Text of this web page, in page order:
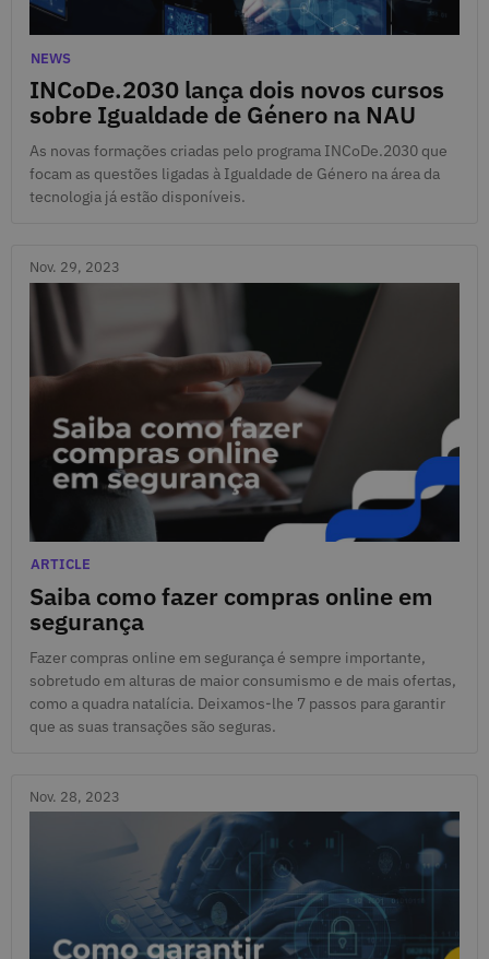
INCoDe.2030 lança dois novos cursos
sobre Igualdade de Género na NAU
Dec. 14, 2023
Categories
NEWS
As novas formações criadas pelo programa INCoDe.2030 que
focam as questões ligadas à Igualdade de Género na área da
tecnologia já estão disponíveis.
Nov. 29, 2023
Saiba como fazer compras online em
segurança
Nov. 29, 2023
Categories
ARTICLE
Fazer compras online em segurança é sempre importante,
sobretudo em alturas de maior consumismo e de mais ofertas,
como a quadra natalícia. Deixamos-lhe 7 passos para garantir
que as suas transações são seguras.
Nov. 28, 2023